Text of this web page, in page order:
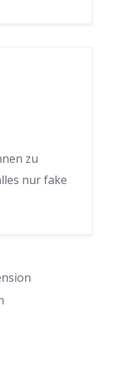
zu
nur fake